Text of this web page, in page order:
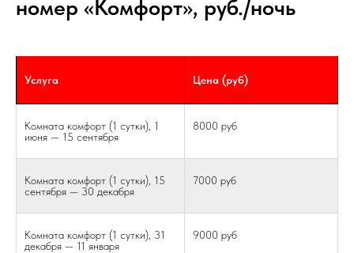
номер «Комфорт», руб./ночь
Услуга Цена (руб)
Комната комфорт (1 сутки), 1
июня — 15 сентября
8000 руб
Комната комфорт (1 сутки), 15
сентября — 30 декабря
7000 руб
Комната комфорт (1 сутки), 31
декабря — 11 января
9000 руб